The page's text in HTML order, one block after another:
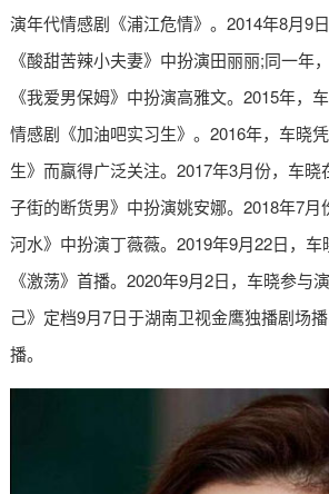
演年代情感剧《浦江危情》。2014年8月9
《酸甜苦辣小夫妻》中扮演田丽丽;同一年
《我爱男保姆》中扮演高雅文。2015年，
情感剧《加油吧实习生》。2016年，车晓
生》而赢得广泛关注。2017年3月份，车
子街的断货男》中扮演姚安娜。2018年7月
河水》中扮演丁薇薇。2019年9月22日，
《激荡》首播。2020年9月2日，车晓参与
己》定档9月7日于湖南卫视金鹰独播剧场
播。